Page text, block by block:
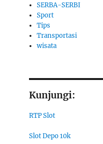
SERBA-SERBI
Sport
Tips
Transportasi
wisata
Kunjungi:
RTP Slot
Slot Depo 10k